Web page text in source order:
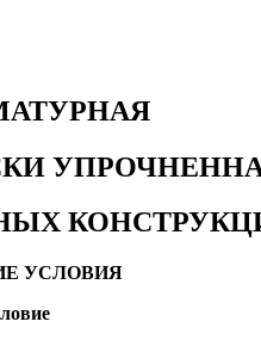
УСЛОВИЯ